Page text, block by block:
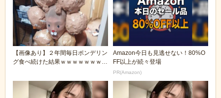
【画像あり】２年間毎日ポンデリン
グ食べ続けた結果ｗｗｗｗｗｗｗｗ
Amazon今日も見逃せない！80%O
FF以上が続々登場
PR(Amazon)